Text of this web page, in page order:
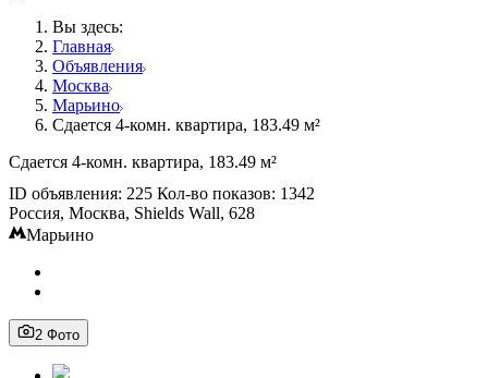
Вы здесь:
Главная
Объявления
Москва
Марьино
Сдается 4-комн. квартира, 183.49 м²
Сдается 4-комн. квартира, 183.49 м²
ID объявления: 225 Кол-во показов: 1342
Россия, Москва, Shields Wall, 628
Марьино
2 Фото